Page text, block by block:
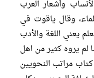
وأشعار العرب
وقال ياقوت في
يعني اللغة والأدب
لم يروه كثير من اهل
مراتب النحويين